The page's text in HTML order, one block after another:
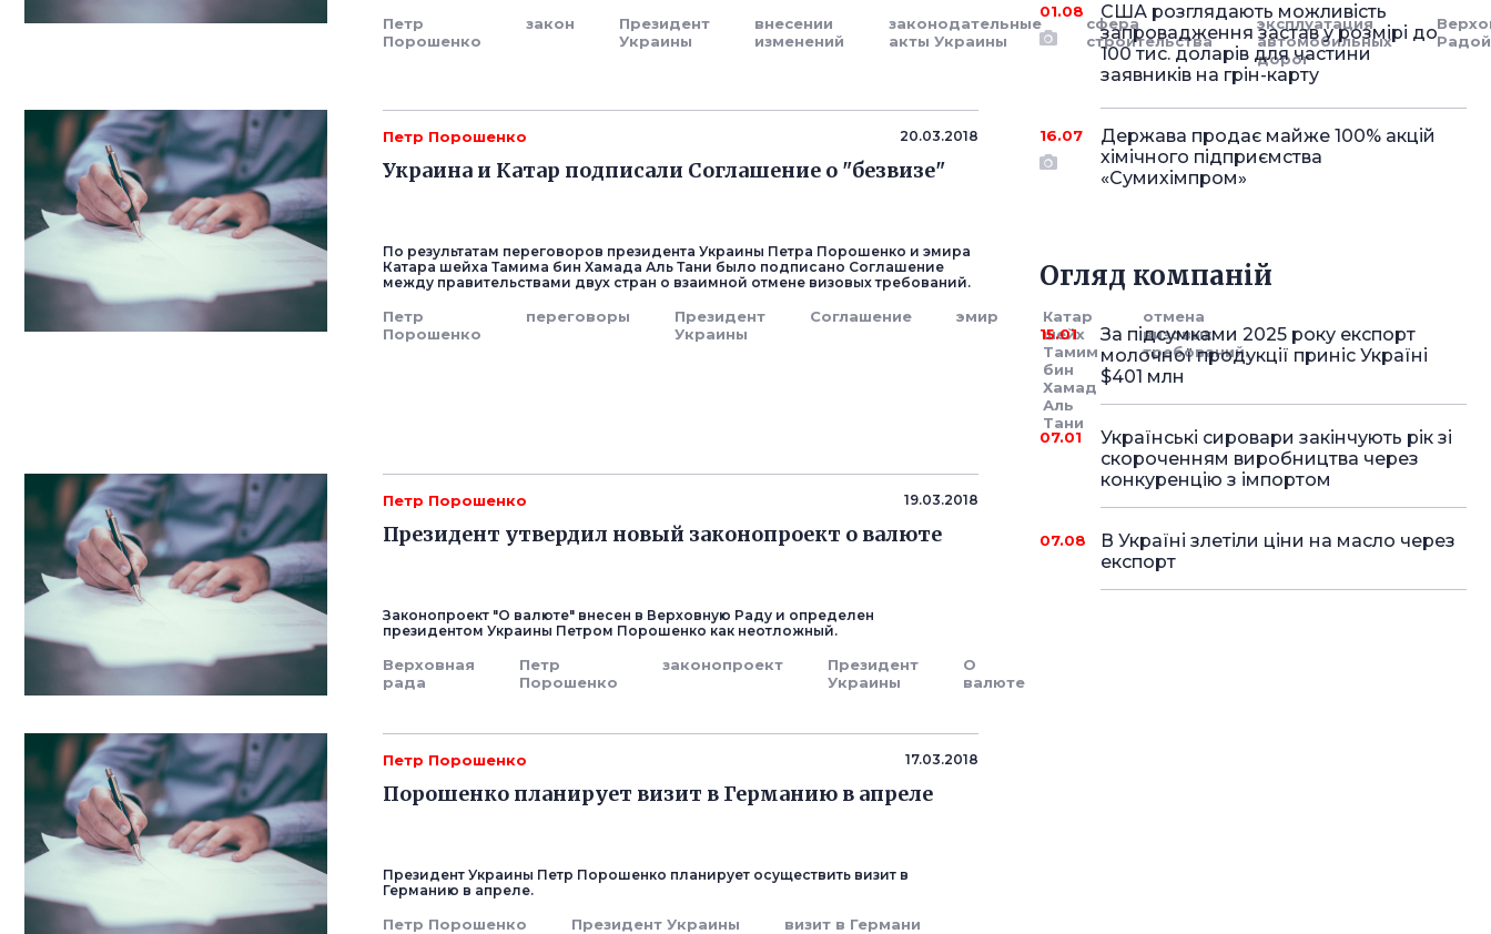
Петр
Порошенко
закон
Президент
Украины
внесении
изменений
законодательные
акты Украины
сфера
строительства
эксплуатация
автомобильных
дорог
Радой
Петр Порошенко 20.03.2018
Украина и Катар подписали Соглашение о "безвизе"
По результатам переговоров президента Украины Петра Порошенко и эмира
Катара шейха Тамима бин Хамада Аль Тани было подписано Соглашение
между правительствами двух стран о взаимной отмене визовых требований.
Петр
Порошенко
переговоры
Президент
Украины
Соглашение эмир
Катар
шейх
Тамим
бин
Хамад
Аль
Тани
отмена
визовых
требований.
Петр Порошенко 19.03.2018
Президент утвердил новый законопроект о валюте
Законопроект "О валюте" внесен в Верховную Раду и определен
президентом Украины Петром Порошенко как неотложный.
Верховная
рада
Петр
Порошенко
законопроект
Президент
Украины
О
валюте
Петр Порошенко 17.03.2018
Порошенко планирует визит в Германию в апреле
Президент Украины Петр Порошенко планирует осуществить визит в
Германию в апреле.
Петр Порошенко Президент Украины визит в Германи
01.08
США розглядають можливість
запровадження застав у розмірі до
100 тис. доларів для частини
заявників на грін-карту
16.07
Держава продає майже 100% акцій
хімічного підприємства
«Сумихімпром»
Огляд компаній
15.01
За підсумками 2025 року експорт
молочної продукції приніс Україні
$401 млн
07.01
Українські сировари закінчують рік зі
скороченням виробництва через
конкуренцію з імпортом
07.08
В Україні злетіли ціни на масло через
експорт